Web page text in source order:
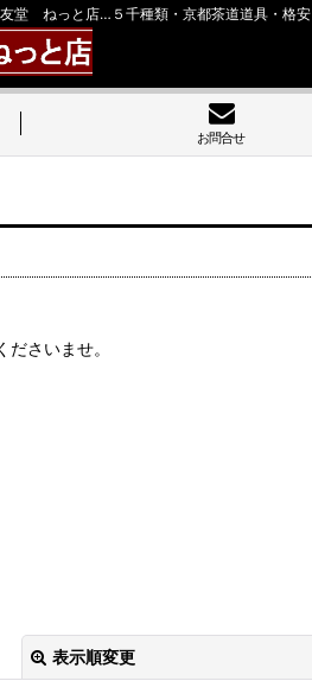
堂 ねっと店…５千種類・京都茶道道具・格安
お問合せ
さいませ。
表示順変更